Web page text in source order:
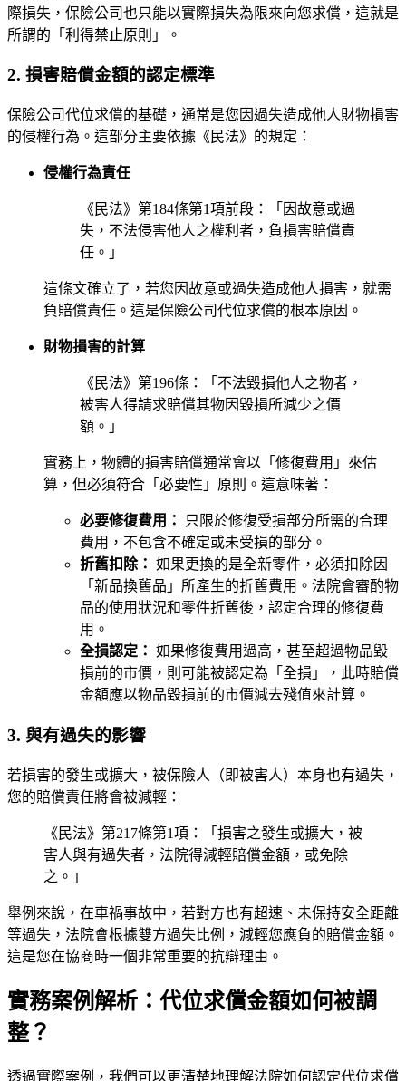
際損失，保險公司也只能以實際損失為限來向您求償，這就是
所謂的「利得禁止原則」。
2. 損害賠償金額的認定標準
保險公司代位求償的基礎，通常是您因過失造成他人財物損害
的侵權行為。這部分主要依據《民法》的規定：
侵權行為責任
《民法》第184條第1項前段：「因故意或過
失，不法侵害他人之權利者，負損害賠償責
任。」
這條文確立了，若您因故意或過失造成他人損害，就需
負賠償責任。這是保險公司代位求償的根本原因。
財物損害的計算
《民法》第196條：「不法毀損他人之物者，
被害人得請求賠償其物因毀損所減少之價
額。」
實務上，物體的損害賠償通常會以「修復費用」來估
算，但必須符合「必要性」原則。這意味著：
必要修復費用：
只限於修復受損部分所需的合理
費用，不包含不確定或未受損的部分。
折舊扣除： 如果更換的是全新零件，必須扣除因
「新品換舊品」所產生的折舊費用。法院會審酌物
品的使用狀況和零件折舊後，認定合理的修復費
用。
全損認定： 如果修復費用過高，甚至超過物品毀
損前的市價，則可能被認定為「全損」，此時賠償
金額應以物品毀損前的市價減去殘值來計算。
3. 與有過失的影響
若損害的發生或擴大，被保險人（即被害人）本身也有過失，
您的賠償責任將會被減輕：
《民法》第217條第1項：「損害之發生或擴大，被
害人與有過失者，法院得減輕賠償金額，或免除
之。」
舉例來說，在車禍事故中，若對方也有超速、未保持安全距離
等過失，法院會根據雙方過失比例，減輕您應負的賠償金額。
這是您在協商時一個非常重要的抗辯理由。
實務案例解析：代位求償金額如何被調
整？
透過實際案例，我們可以更清楚地理解法院如何認定代位求償